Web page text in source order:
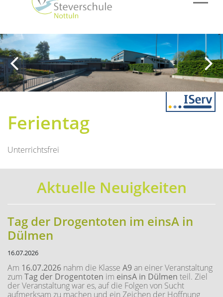
Ferientag
Unterrichtsfrei
Aktuelle Neuigkeiten
Tag der Drogentoten im einsA in
Dülmen
16.07.2026
Am 16.07.2026 nahm die Klasse A9an einer Veranstaltung
zum Tag der Drogentoten im einsA in Dülmen teil. Ziel
der Veranstaltung war es, auf die Folgen von Sucht
aufmerksam zu machen und ein Zeichen der Hoffnung